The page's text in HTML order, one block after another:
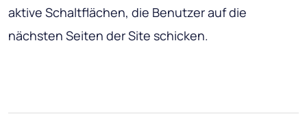
aktive Schaltflächen, die Benutzer auf die
nächsten Seiten der Site schicken.